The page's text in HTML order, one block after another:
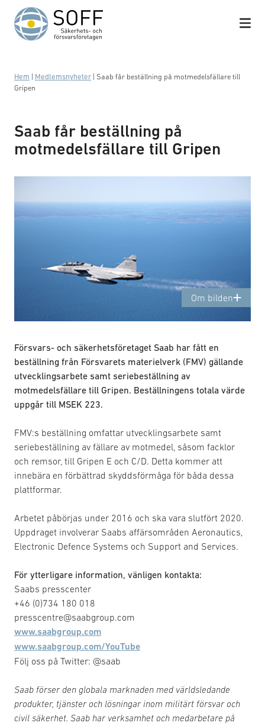
Hoppa till innehåll
Hem Medlemsnyheter
Saab får beställning på motmedelsfällare till
Gripen
Saab får beställning på
motmedelsfällare till Gripen
Om bilden
Försvars- och säkerhetsföretaget Saab har fått en
beställning från Försvarets materielverk (FMV) gällande
utvecklingsarbete samt seriebeställning av
motmedelsfällare till Gripen. Beställningens totala värde
uppgår till MSEK 223.
FMV:s beställning omfattar utvecklingsarbete samt
seriebeställning av fällare av motmedel, såsom facklor
och remsor, till Gripen E och C/D. Detta kommer att
innebära en förbättrad skyddsförmåga för båda dessa
plattformar.
Arbetet påbörjas under 2016 och ska vara slutfört 2020.
Uppdraget involverar Saabs affärsområden Aeronautics,
Electronic Defence Systems och Support and Services.
För ytterligare information, vänligen kontakta:
Saabs presscenter
+46 (0)734 180 018
presscentre@saabgroup.com
www.saabgroup.com
www.saabgroup.com/YouTube
Följ oss på Twitter: @saab
Saab förser den globala marknaden med världsledande
produkter, tjänster och lösningar inom militärt försvar och
civil säkerhet. Saab har verksamhet och medarbetare på